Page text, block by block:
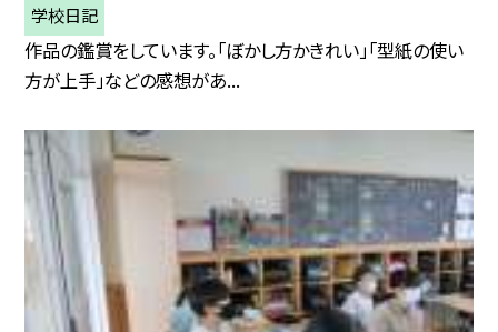
学校日記
作品の鑑賞をしています。「ぼかし方かきれい」「型紙の使い
方が上手」などの感想があ...